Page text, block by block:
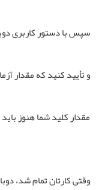
سپس با دستور کاربری
و تأیید کنید که مقدار
مقدار کلید شما هنوز
وقتی کارتان تمام شد،